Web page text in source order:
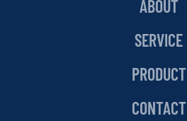
ABOUT
SERVICE
PRODUCT
CONTACT